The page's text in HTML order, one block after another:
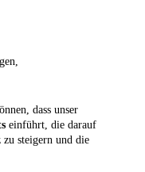
dass unser
einführt, die darauf
steigern und die